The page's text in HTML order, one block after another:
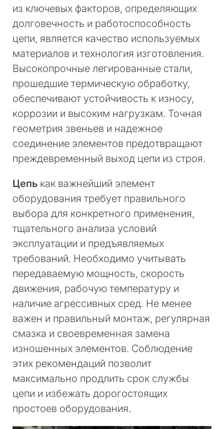
из ключевых факторов, определяющих
долговечность и работоспособность
цепи, является качество используемых
материалов и технология изготовления.
Высокопрочные легированные стали,
прошедшие термическую обработку,
обеспечивают устойчивость к износу,
коррозии и высоким нагрузкам. Точная
геометрия звеньев и надежное
соединение элементов предотвращают
преждевременный выход цепи из строя.
Цепь как важнейший элемент
оборудования требует правильного
выбора для конкретного применения,
тщательного анализа условий
эксплуатации и предъявляемых
требований. Необходимо учитывать
передаваемую мощность, скорость
движения, рабочую температуру и
наличие агрессивных сред. Не менее
важен и правильный монтаж, регулярная
смазка и своевременная замена
изношенных элементов. Соблюдение
этих рекомендаций позволит
максимально продлить срок службы
цепи и избежать дорогостоящих
простоев оборудования.